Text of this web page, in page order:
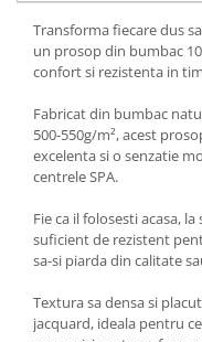
Transforma fiecare dus
un prosop din bumbac
confort si rezistenta in
Fabricat din bumbac
500-550g/m², acest
excelenta si o senzatie
centrele SPA.
Fie ca il folosesti acasa,
suficient de rezistent
sa-si piarda din calitate
Textura sa densa si
jacquard, ideala pentru